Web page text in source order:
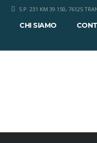
S.P. 231 KM 39.150, 76125
CHI SIAMO